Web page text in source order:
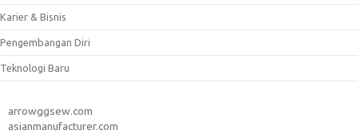
Karier & Bisnis
Pengembangan Diri
Teknologi Baru
arrowggsew.com
asianmanufacturer.com